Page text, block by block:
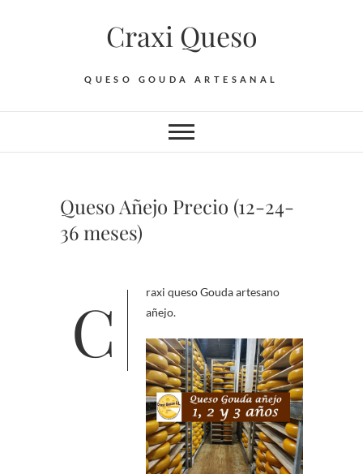
Craxi Queso
QUESO GOUDA ARTESANAL
Queso Añejo Precio (12-24-
36 meses)
Craxi queso Gouda artesano añejo.